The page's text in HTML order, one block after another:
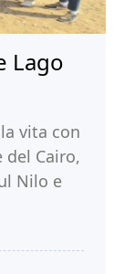
Lago
vita con
del Cairo,
Nilo e